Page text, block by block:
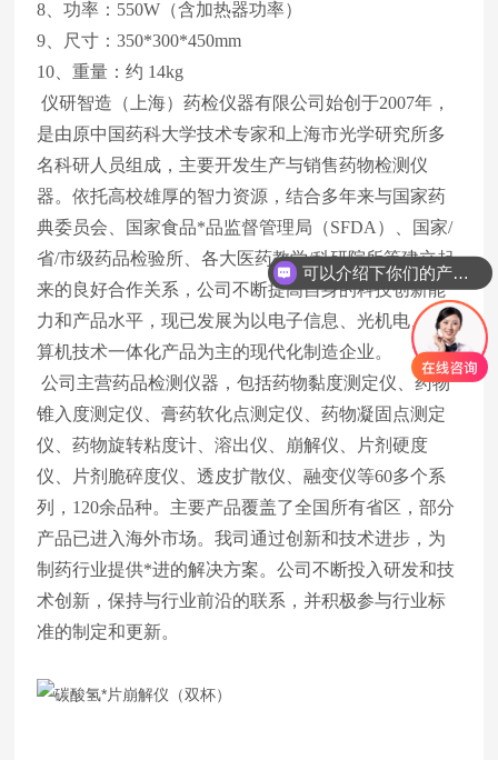
8、功率：550W（含加热器功率）
9、尺寸：350*300*450mm
10、重量：约 14kg
仪研智造（上海）药检仪器有限公司始创于2007年，
是由原中国药科大学技术专家和上海市光学研究所多
名科研人员组成，主要开发生产与销售药物检测仪
器。依托高校雄厚的智力资源，结合多年来与国家药
典委员会、国家食品*品监督管理局（SFDA）、国家/
省/市级药品检验所、各大医药教学/科研院所等建立起
来的良好合作关系，公司不断提高自身的科技创新能
力和产品水平，现已发展为以电子信息、光机电、计
算机技术一体化产品为主的现代化制造企业。
公司主营药品检测仪器，包括药物黏度测定仪、药物
锥入度测定仪、膏药软化点测定仪、药物凝固点测定
仪、药物旋转粘度计、溶出仪、崩解仪、片剂硬度
仪、片剂脆碎度仪、透皮扩散仪、融变仪等60多个系
列，120余品种。主要产品覆盖了全国所有省区，部分
产品已进入海外市场。我司通过创新和技术进步，为
制药行业提供*进的解决方案。公司不断投入研发和技
术创新，保持与行业前沿的联系，并积极参与行业标
准的制定和更新。
可以介绍下你们的产品么